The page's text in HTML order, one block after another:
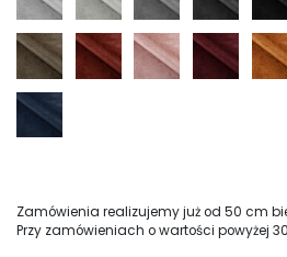
Zamówienia realizujemy już od 50 cm
Przy zamówieniach o wartości powyżej